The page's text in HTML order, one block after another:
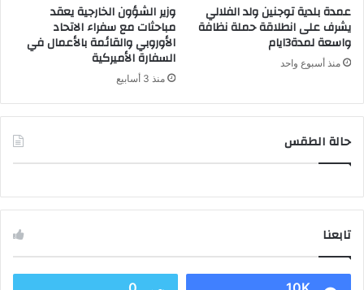
عمدة بلدية توجنين ولد الفلالي
يشرف على انطلاقة حملة نظافة
واسعة لمدة3ايام
منذ أسبوع واحد
وزير الشؤون الخارجية يعقد
مباحثات مع سفراء الاتحاد
الأوروبي والقائمة بالأعمال في
السفارة الأميركية
منذ 3 أسابيع
حالة الطقس
تابعنا